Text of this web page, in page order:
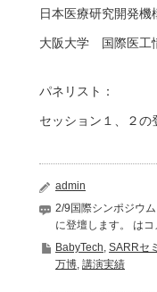
日本医療研究開発
大阪大学 国際医
パネリスト：
セッション１、２の
admin
2/9国際シンポジウ
に登壇します。 はコ
BabyTech, SARRセ
万博, 講演実績